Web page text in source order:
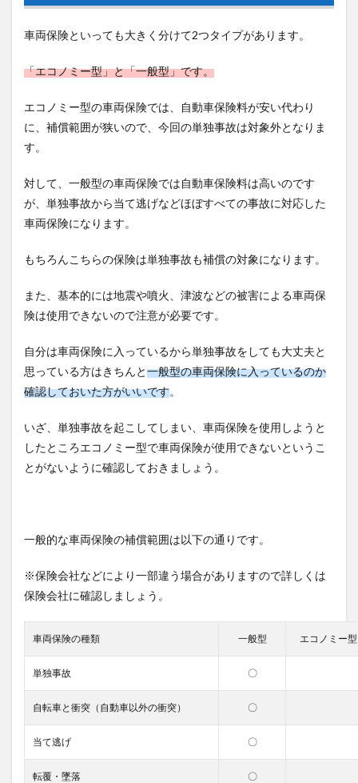
車両保険といっても大きく分けて2つタイプがあります。
「エコノミー型」と「一般型」です。
エコノミー型の車両保険では、自動車保険料が安い代わり
に、補償範囲が狭いので、今回の単独事故は対象外となりま
す。
対して、一般型の車両保険では自動車保険料は高いのです
が、単独事故から当て逃げなどほぼすべての事故に対応した
車両保険になります。
もちろんこちらの保険は単独事故も補償の対象になります。
また、基本的には地震や噴火、津波などの被害による車両保
険は使用できないので注意が必要です。
自分は車両保険に入っているから単独事故をしても大丈夫と
思っている方はきちんと一般型の車両保険に入っているのか
確認しておいた方がいいです。
いざ、単独事故を起こしてしまい、車両保険を使用しようと
したところエコノミー型で車両保険が使用できないというこ
とがないように確認しておきましょう。
一般的な車両保険の補償範囲は以下の通りです。
※保険会社などにより一部違う場合がありますので詳しくは
保険会社に確認しましょう。
車両保険の種類 一般型 エコノミー型
単独事故 〇
自転車と衝突（自動車以外の衝突） 〇
当て逃げ 〇
転覆・墜落 〇